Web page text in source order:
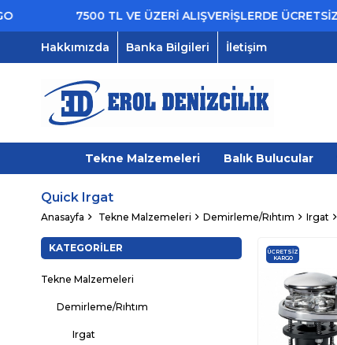
7500 TL VE ÜZERİ ALIŞVERİŞLERDE ÜCRETSİZ KARGO
Hakkımızda Banka Bilgileri İletişim
Tekne Malzemeleri Balık Bulucular
Quick Irgat
Anasayfa Tekne Malzemeleri Demirleme/Rıhtım Irgat
KATEGORILER
Tekne Malzemeleri
Demirleme/Rıhtım
Irgat
ÜCRETSIZ
KARGO